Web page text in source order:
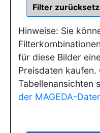
Hinweise: Sie
für diese Bilder
Preisdaten kaufen.
Tabellenansichten
der MAGEDA-